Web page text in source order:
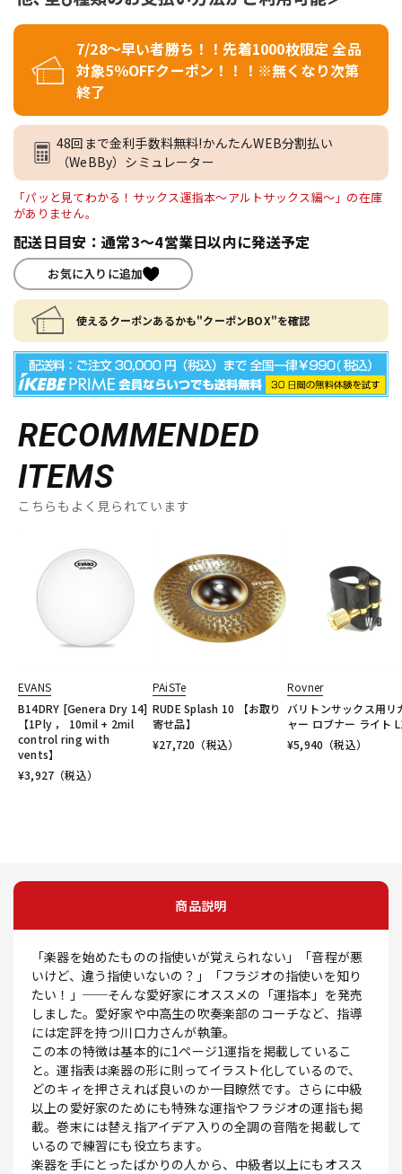
7/28～早い者勝ち！！先着1000枚限定 全品
対象5％OFFクーポン！！！※無くなり次第
終了
48回まで金利手数料無料!かんたんWEB分割払い
（WeBBy）シミュレーター
「パッと見てわかる！サックス運指本～アルトサックス編～」の在庫
がありません。
配送日目安：通常3～4営業日以内に発送予定
お気に入りに追加
使えるクーポンあるかも"クーポンBOX"を確認
RECOMMENDED
ITEMS
こちらもよく見られています
EVANS
B14DRY [Genera Dry 14]
【1Ply ， 10mil + 2mil
control ring with
vents】
¥3,927 （税込）
PAiSTe
RUDE Splash 10 【お取り
寄せ品】
¥27,720 （税込）
Rovner
バリトンサックス用リ
ャー ロブナー ライト
¥5,940 （税込）
商品説明
「楽器を始めたものの指使いが覚えられない」「音程が悪
いけど、違う指使いないの？」「フラジオの指使いを知り
たい！」──そんな愛好家にオススメの「運指本」を発売
しました。愛好家や中高生の吹奏楽部のコーチなど、指導
には定評を持つ川口力さんが執筆。
この本の特徴は基本的に1ページ1運指を掲載しているこ
と。運指表は楽器の形に則ってイラスト化しているので、
どのキィを押さえれば良いのか一目瞭然です。さらに中級
以上の愛好家のためにも特殊な運指やフラジオの運指も掲
載。巻末には替え指アイデア入りの全調の音階を掲載して
いるので練習にも役立ちます。
楽器を手にとったばかりの人から、中級者以上にもオスス